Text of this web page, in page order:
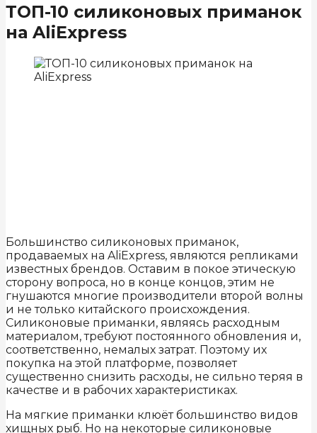
ТОП-10 силиконовых приманок
на AliExpress
Большинство силиконовых приманок,
продаваемых на AliExpress, являются репликами
известных брендов. Оставим в покое этическую
сторону вопроса, но в конце концов, этим не
гнушаются многие производители второй волны
и не только китайского происхождения.
Силиконовые приманки, являясь расходным
материалом, требуют постоянного обновления и,
соответственно, немалых затрат. Поэтому их
покупка на этой платформе, позволяет
существенно снизить расходы, не сильно теряя в
качестве и в рабочих характеристиках.
На мягкие приманки клюёт большинство видов
хищных рыб. Но на некоторые силиконовые